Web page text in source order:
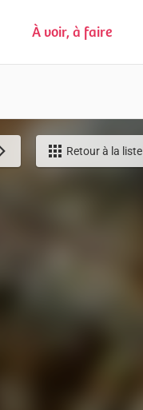
À voir, à faire
Retour à la liste